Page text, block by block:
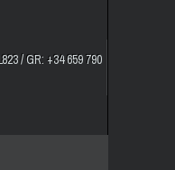
/ GR: +34 659 790